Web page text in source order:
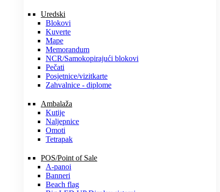
Uredski
Blokovi
Kuverte
Mape
Memorandum
NCR/Samokopirajući blokovi
Pečati
Posjetnice/vizitkarte
Zahvalnice - diplome
Ambalaža
Kutije
Naljepnice
Omoti
Tetrapak
POS/Point of Sale
A-panoi
Banneri
Beach flag